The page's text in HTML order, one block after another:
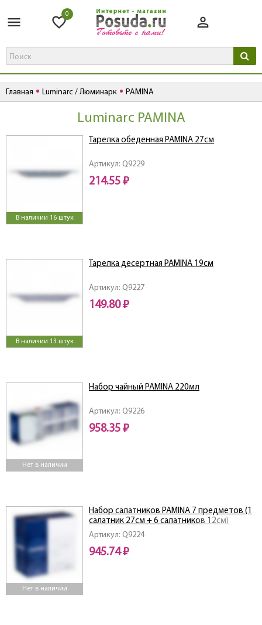
0
Главная Luminarc / Люминарк PAMINA
Luminarc PAMINA
В наличии 16 штук
Артикул: Q9229
Тарелка обеденная PAMINA 27см
214.55 ₽
В наличии 13 штук
Артикул: Q9227
Тарелка десертная PAMINA 19см
149.80 ₽
Нет в наличии
Артикул: Q9226
Набор чайный PAMINA 220мл
958.35 ₽
Нет в наличии
Артикул: Q9224
Набор салатников PAMINA 7 предметов (1
салатник 27см + 6 салатников 12см)
945.74 ₽